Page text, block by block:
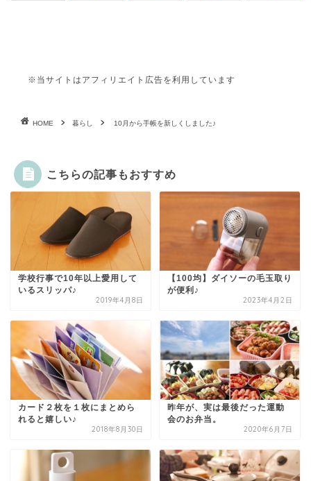
※当サイトはアフィリエイト広告を利用しています
HOME 暮らし 10月から手帳を新しくしました♪
こちらの記事もおすすめ
学校行事で10年以上愛用して
いるスリッパ♪
2019年4月8日
【100均】ダイソーの毛玉取り
が便利♪
2023年4月2日
カード２枚を１枚にまとめら
れると嬉しい♪
2018年8月30日
昨年が、実は最後だった運動
会のお弁当。
2020年6月7日